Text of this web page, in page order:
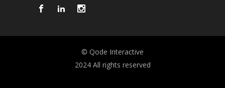
© Qode Interactive
2024 All rights reserved